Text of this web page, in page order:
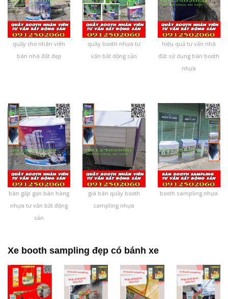
quầy cho nhân viên
bán nhà đất đẹp
quầy booth nhựa tư
vấn bất dộng sản
hiệu quả tư vấn nhà
đất sử dụng bàn booth
nhựa
bàn gấp gọn bán hàng
nhựa tư vấn bất động
sản
giá bán quầy booth
sampling nhựa
booth sampling nhựa
Xe booth sampling đẹp có bánh xe